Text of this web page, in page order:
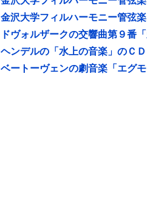
金沢大学フィルハーモニー管弦
ドヴォルザークの交響曲第９番
ヘンデルの「水上の音楽」のＣ
ベートーヴェンの劇音楽「エグ